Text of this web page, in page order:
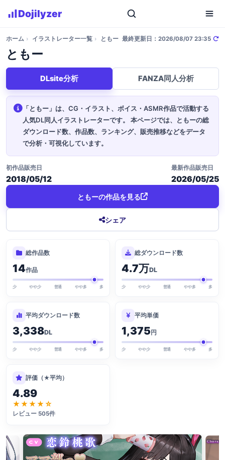
Dojilyzer
ホーム › イラストレーター一覧 › ともー 最終更新日：2026/08/07 23:35
ともー
DLsite分析 FANZA同人分析
「ともー」は、CG・イラスト、ボイス・ASMR作品で活動する
人気DL同人イラストレーターです。
本ページでは、ともーの総
ダウンロード数、作品数、ランキング、販売推移などをデータ
で分析・可視化しています。
初作品販売日
2018/05/12
最新作品販売日
2026/05/25
シェア
ともーの作品を見る
総作品数
14作品
少 やや少 普通 やや多 多
総ダウンロード数
4.7万DL
少 やや少 普通 やや多 多
平均ダウンロード数
3,338DL
少 やや少 普通 やや多 多
平均単価
1,375円
少 やや少 普通 やや多 多
評価（★平均）
4.89
★★★★☆
レビュー 505件